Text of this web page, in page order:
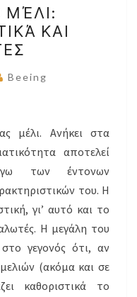
ΜΈΛΙ:
ΚΑΙ
Beeing
μέλι. Aνήκει στα
αποτελεί
των έντονων
του. H
γι’ αυτό και το
H μεγάλη του
γεγονός ότι, αν
(ακόμα και σε
καθοριστικά το